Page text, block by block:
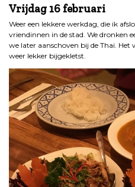
Vrijdag 16 februari
Weer een lekkere werkdag, die ik
vriendinnen in de stad. We dronken
we later aanschoven bij de Thai. Het
weer lekker bijgekletst.